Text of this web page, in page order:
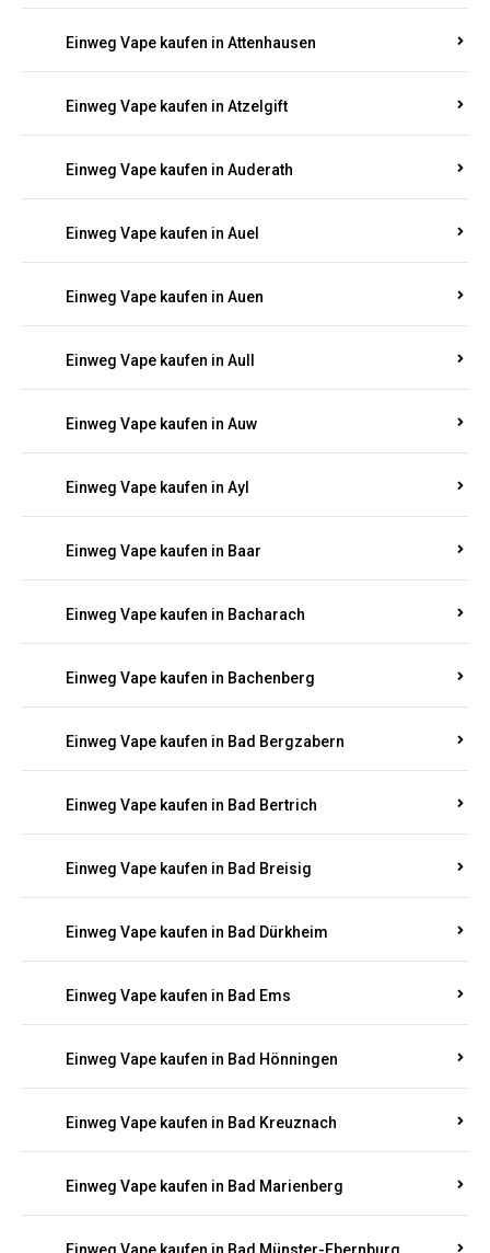
Einweg Vape kaufen in Attenhausen
Einweg Vape kaufen in Atzelgift
Einweg Vape kaufen in Auderath
Einweg Vape kaufen in Auel
Einweg Vape kaufen in Auen
Einweg Vape kaufen in Aull
Einweg Vape kaufen in Auw
Einweg Vape kaufen in Ayl
Einweg Vape kaufen in Baar
Einweg Vape kaufen in Bacharach
Einweg Vape kaufen in Bachenberg
Einweg Vape kaufen in Bad Bergzabern
Einweg Vape kaufen in Bad Bertrich
Einweg Vape kaufen in Bad Breisig
Einweg Vape kaufen in Bad Dürkheim
Einweg Vape kaufen in Bad Ems
Einweg Vape kaufen in Bad Hönningen
Einweg Vape kaufen in Bad Kreuznach
Einweg Vape kaufen in Bad Marienberg